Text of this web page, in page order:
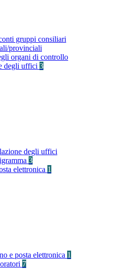
gruppi consiliari
provinciali
organi di controllo
degli uffici 3
degli uffici
3
elettronica 1
e posta elettronica 1
7